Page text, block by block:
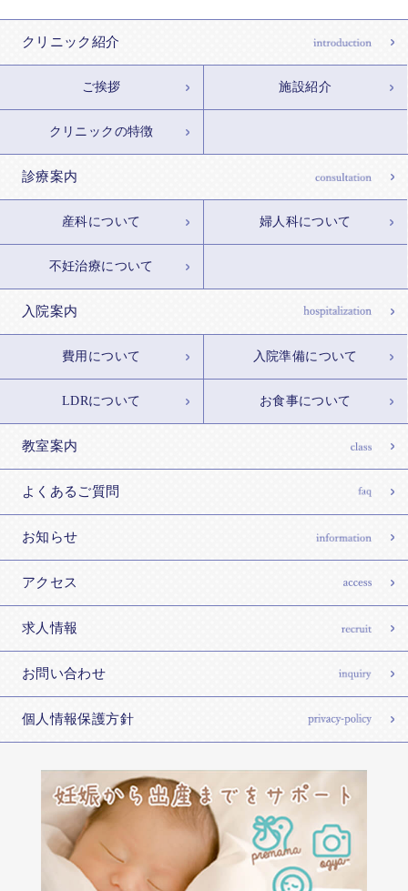
クリニック紹介
ご挨拶 施設紹介
クリニックの特徴
入院案内
費用について 入院準備について
LDRについて お食事について
診療案内
産科について 婦人科について
不妊治療について
教室案内
よくあるご質問
お知らせ
アクセス
求人情報
お問い合わせ
個人情報保護方針